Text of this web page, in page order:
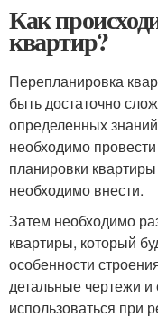
Как
квартир?
Перепланировка
быть достаточно
определенных
необходимо
планировки
необходимо внести.
Затем необходимо
квартиры, который
особенности
детальные чертежи
использоваться при